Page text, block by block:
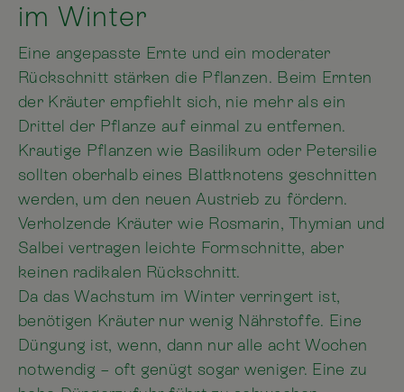
im Winter
Eine angepasste Ernte und ein moderater
Rückschnitt stärken die Pflanzen. Beim Ernten
der Kräuter empfiehlt sich, nie mehr als ein
Drittel der Pflanze auf einmal zu entfernen.
Krautige Pflanzen wie Basilikum oder Petersilie
sollten oberhalb eines Blattknotens geschnitten
werden, um den neuen Austrieb zu fördern.
Verholzende Kräuter wie Rosmarin, Thymian und
Salbei vertragen leichte Formschnitte, aber
keinen radikalen Rückschnitt.
Da das Wachstum im Winter verringert ist,
benötigen Kräuter nur wenig Nährstoffe. Eine
Düngung ist, wenn, dann nur alle acht Wochen
notwendig – oft genügt sogar weniger. Eine zu